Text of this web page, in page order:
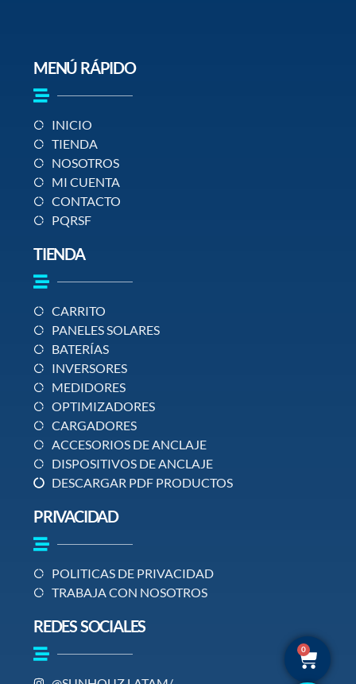
0
MENÚ RÁPIDO
INICIO
TIENDA
NOSOTROS
MI CUENTA
CONTACTO
PQRSF
TIENDA
CARRITO
PANELES SOLARES
BATERÍAS
INVERSORES
MEDIDORES
OPTIMIZADORES
CARGADORES
ACCESORIOS DE ANCLAJE
DISPOSITIVOS DE ANCLAJE
DESCARGAR PDF PRODUCTOS
PRIVACIDAD
POLITICAS DE PRIVACIDAD
TRABAJA CON NOSOTROS
REDES SOCIALES